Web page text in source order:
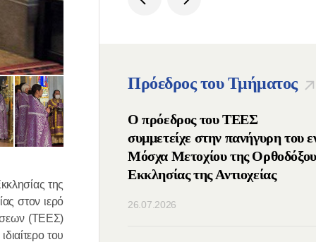
της
στον ιερό
(ΤΕΕΣ)
του
Πρόεδρος του Τμήματος
Πατριάρχης
στις ΙΔ΄
της Ομοσπονδίας
της Ρωσίας
Ο πρόεδρος του ΤΕΕΣ
συμμετείχε στην πανήγυρη του
Μόσχα Μετοχίου της Ορθοδόξου
Εκκλησίας της Αντιοχείας
26.07.2026